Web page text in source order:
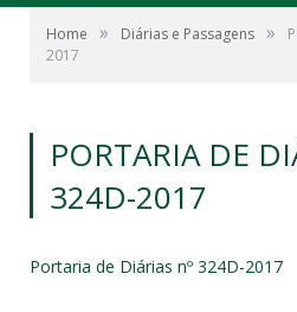
Home » Diárias e Passagens »
2017
PORTARIA DE
324D-2017
Portaria de Diárias nº 324D-2017